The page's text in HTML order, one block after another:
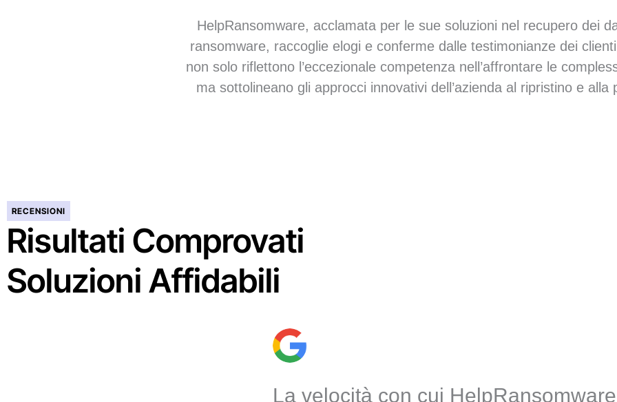
HelpRansomware, acclamata per le sue soluzioni nel recupero dei
ransomware, raccoglie elogi e conferme dalle testimonianze dei
non solo riflettono l’eccezionale competenza nell’affrontare le
ma sottolineano gli approcci innovativi dell’azienda al ripristino e alla
RECENSIONI
Risultati Comprovati
Soluzioni Affidabili
La velocità con cui